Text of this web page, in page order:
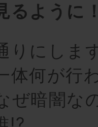
るように
りにしま
体何が行
ぜ暗闇な